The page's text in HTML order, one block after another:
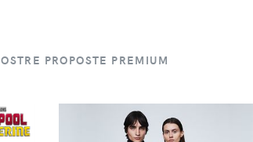
PROPOSTE PREMIUM